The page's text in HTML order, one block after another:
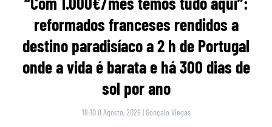
reformados franceses rendidos a
destino paradisíaco a 2 h de Portugal
onde a vida é barata e há 300 dias de
sol por ano
18:10 8 Agosto, 2026 | Gonçalo Viegas